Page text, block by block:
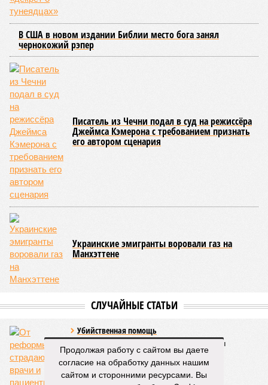
бывающих у забора, какая-либо техника отсутствует. Ни
бетононасосов, ни работающих кранов, ни признаков
мобилизации подрядчиков. При том, что до «декабря 2026»
осталось менее полугода.
Если в «Сказочном лесу» техзаказчик публично
отчитывался о поэтапной готовности – 90%, затем 97%, с
монолитных конструкций, устранение проектных ошибок) –
то по «Станции Л» подобной публичной отчётности
дольщики не видят. Ни Capital Group, ни кураторы
строительства не подтверждают ни соблюдения графика
строительства, ни объёма фактически выполненных работ.
Напрашивается закономерный вопрос: если
декларируемая «Capital Group модель (достраивать
проблемные объекты SSD») сработала на
Лосиноостровской, почему она не масштабируется на
Люблино? И означает ли отсутствие техники на площадке,
что в реальности подрядчик по «Станции Л» ещё даже не
определён?Митингии палаточные лагеря у объекта в
2025–2026 годах, похоже, не изменили ситуацию.
последние месяцы в личном общении нам перестали
называть даже ориентировочные сроки»
расстроенные дольщики.
Казалось бы, формально ответственность по
достраиванию объекта распределена. Seven Suns
Development – банкрот, часть его структур признана
несостоятельной ещё в 2024 году, бенефициар компании
находится под следствием по ст. 200.3 УК РФ. Достройку
Продолжая работу с сайтом вы даете
согласие на обработку данных нашим
сайтом и сторонними ресурсами. Вы